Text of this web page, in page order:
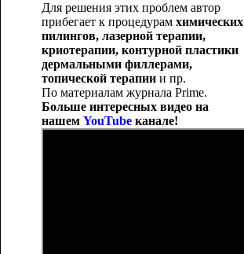
Для решения этих проблем автор
прибегает к процедурам химических
пилингов, лазерной терапии,
криотерапии, контурной пластики
дермальными филлерами,
топической терапиии пр.
По материалам журнала Prime.
Больше интересных видео на
нашем YouTubeканале!